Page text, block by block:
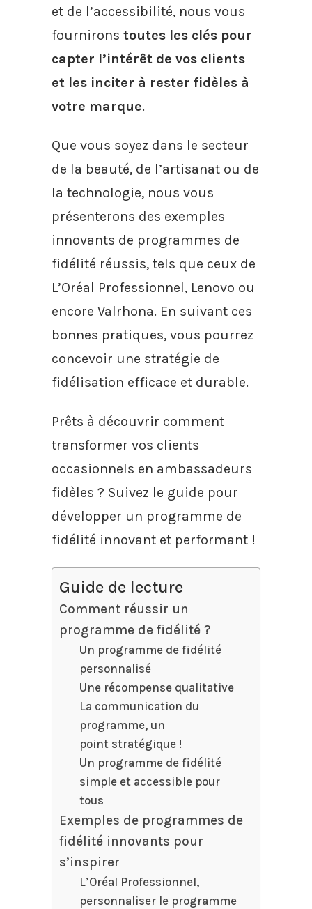
et de l’accessibilité, nous vous
fournirons toutes les clés pour
capter l’intérêt de vos clients
et les inciter à rester fidèles à
votre marque.
Que vous soyez dans le secteur
de la beauté, de l’artisanat ou de
la technologie, nous vous
présenterons des exemples
innovants de programmes de
fidélité réussis, tels que ceux de
L’Oréal Professionnel, Lenovo ou
encore Valrhona. En suivant ces
bonnes pratiques, vous pourrez
concevoir une stratégie de
fidélisation efficace et durable.
Prêts à découvrir comment
transformer vos clients
occasionnels en ambassadeurs
fidèles ? Suivez le guide pour
développer un programme de
fidélité innovant et performant !
Guide de lecture
Comment réussir un
programme de fidélité ?
Un programme de fidélité
personnalisé
Une récompense qualitative
La communication du
programme, un
point stratégique !
Un programme de fidélité
simple et accessible pour
tous
Exemples de programmes de
fidélité innovants pour
s’inspirer
L’Oréal Professionnel,
personnaliser le programme